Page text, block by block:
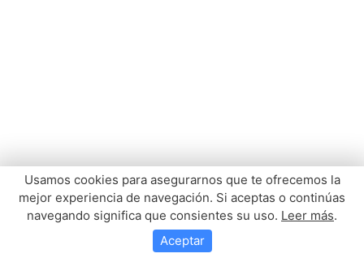
Usamos cookies para asegurarnos que te ofrecemos la
mejor experiencia de navegación. Si aceptas o continúas
navegando significa que consientes su uso. Leer más.
Aceptar